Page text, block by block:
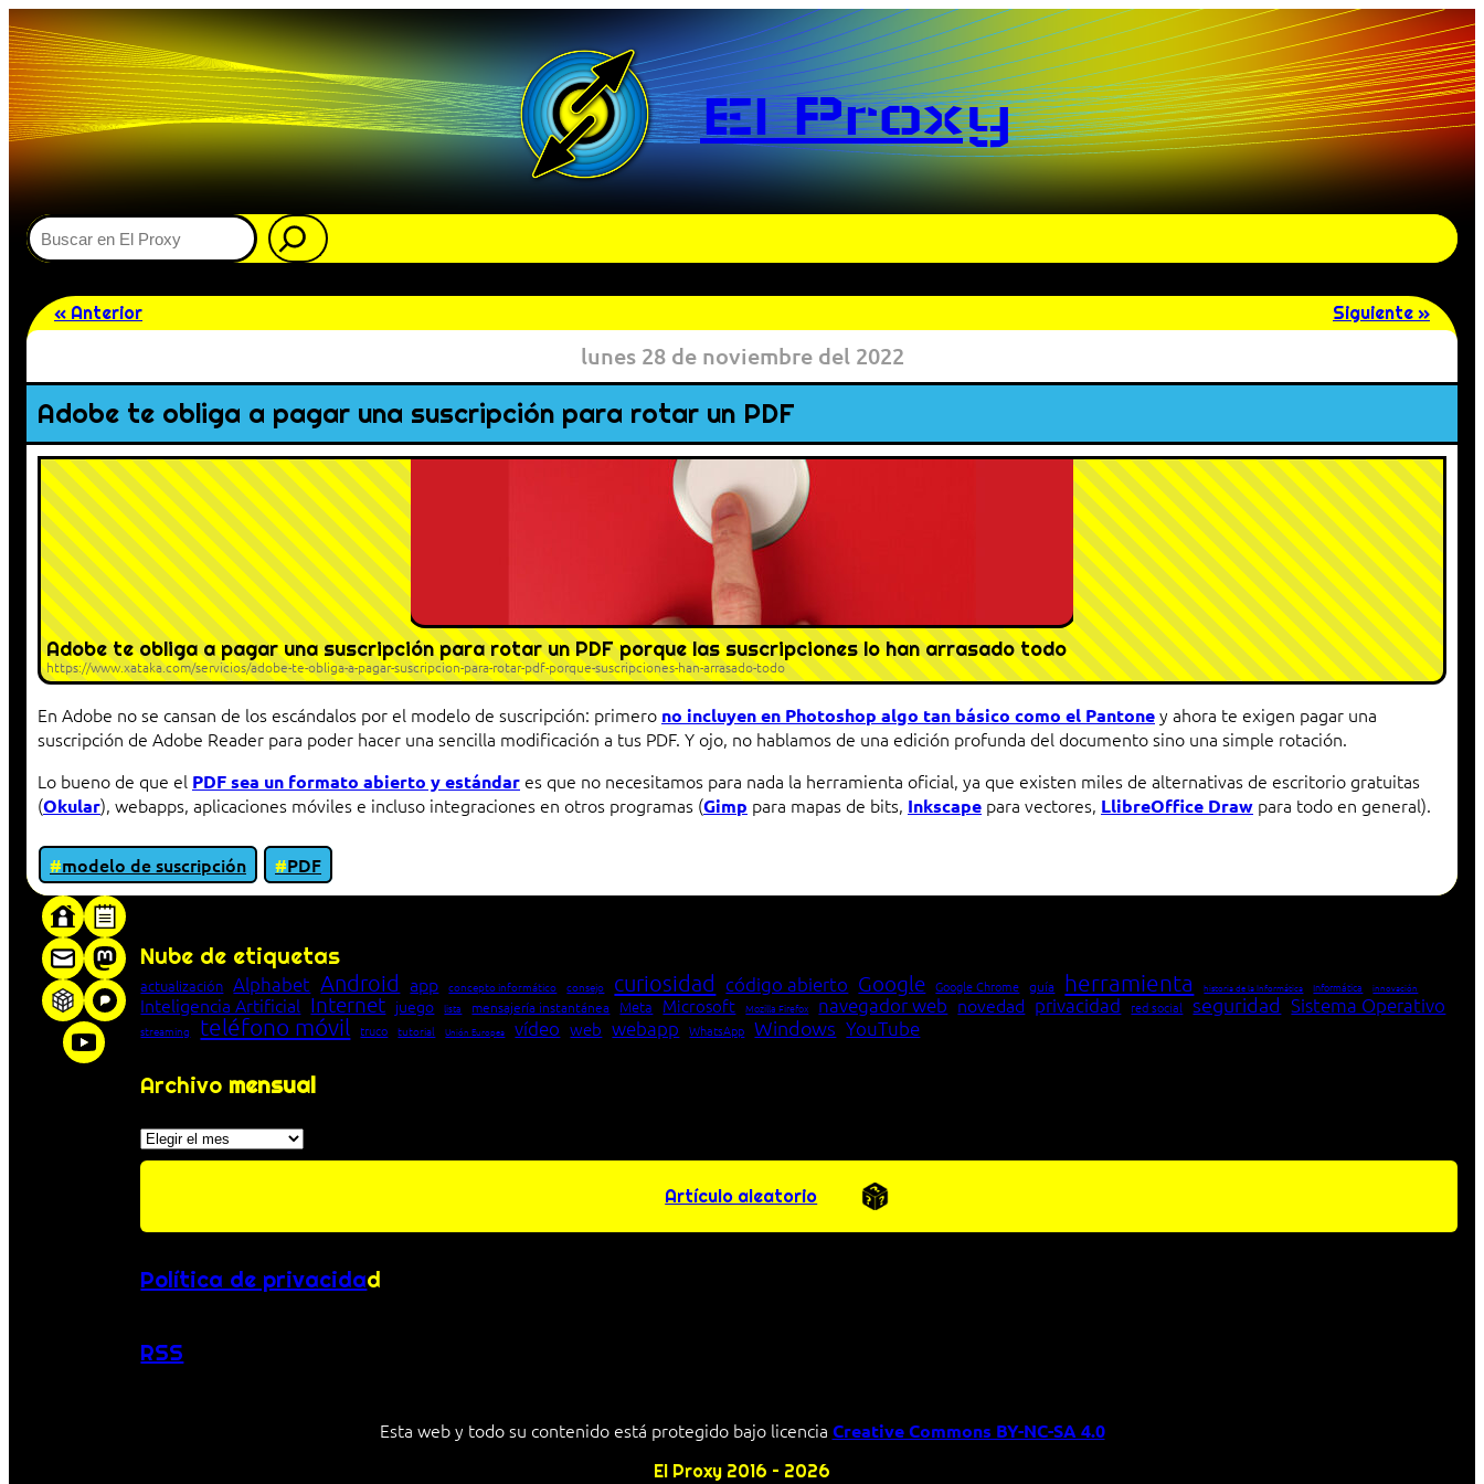
El Proxy
Buscar
« Anterior Siguiente »
lunes 28 de noviembre del 2022
Adobe te obliga a pagar una suscripción para rotar un PDF
Adobe te obliga a pagar una suscripción para rotar un PDF porque las suscripciones lo han arrasado todo
https://www.xataka.com/servicios/adobe-te-obliga-a-pagar-suscripcion-para-rotar-pdf-porque-suscripciones-han-arrasado-todo
En Adobe no se cansan de los escándalos por el modelo de suscripción: primero no incluyen en Photoshop algo tan básico como el Pantoney ahora te exigen pagar una
suscripción de Adobe Reader para poder hacer una sencilla modificación a tus PDF. Y ojo, no hablamos de una edición profunda del documento sino una simple rotación.
Lo bueno de que el PDF sea un formato abierto y estándar es que no necesitamos para nada la herramienta oficial, ya que existen miles de alternativas de escritorio gratuitas
(Okular), webapps, aplicaciones móviles e incluso integraciones en otros programas (Gimp para mapas de bits, Inkscape para vectores, LlibreOffice Draw para todo en general).
modelo de suscripción
PDF
Nube de etiquetas
actualización Alphabet Android app concepto informático consejo curiosidad código abierto Google Google Chrome guía herramienta historia de la Informática Informática innovación
Inteligencia Artificial Internet juego lista mensajería instantánea Meta Microsoft Mozilla Firefox navegador web novedad privacidad red social seguridad Sistema Operativo
streaming teléfono móvil truco tutorial Unión Europea vídeo web webapp WhatsApp Windows YouTube
Archivo mensual
Archivos
Artículo aleatorio
Política de privacidad
RSS
Esta web y todo su contenido está protegido bajo licencia Creative Commons BY-NC-SA 4.0
El Proxy 2016 – 2026